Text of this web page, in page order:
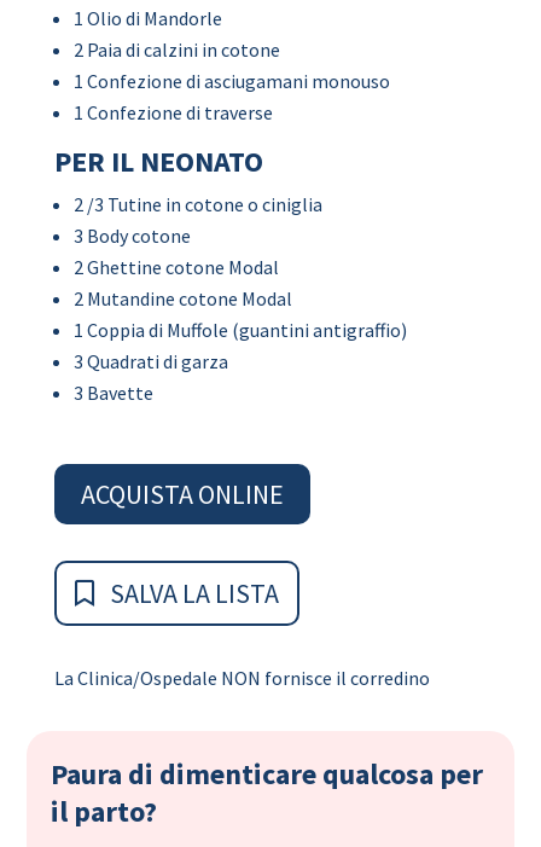
1 Olio di Mandorle
2 Paia di calzini in cotone
1 Confezione di asciugamani monouso
1 Confezione di traverse
PER IL NEONATO
2 /3 Tutine in cotone o ciniglia
3 Body cotone
2 Ghettine cotone Modal
2 Mutandine cotone Modal
1 Coppia di Muffole (guantini antigraffio)
3 Quadrati di garza
3 Bavette
ACQUISTA ONLINE
SALVA LA LISTA
La Clinica/Ospedale NON fornisce il corredino
Paura di dimenticare qualcosa per
il parto?